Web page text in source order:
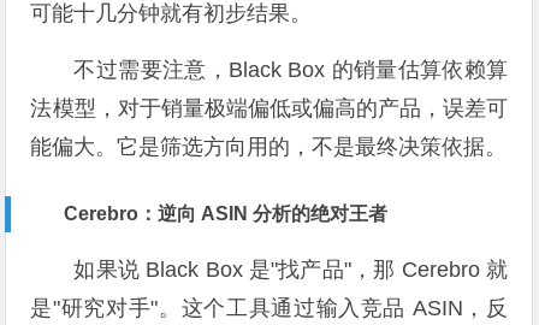
可能十几分钟就有初步结果。
不过需要注意，Black Box 的销量估算依赖算
法模型，对于销量极端偏低或偏高的产品，误差可
能偏大。它是筛选方向用的，不是最终决策依据。
Cerebro：逆向 ASIN 分析的绝对王者
如果说 Black Box 是"找产品"，那 Cerebro 就
是"研究对手"。这个工具通过输入竞品 ASIN，反